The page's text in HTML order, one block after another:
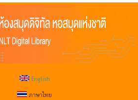
English
ภาษาไทย